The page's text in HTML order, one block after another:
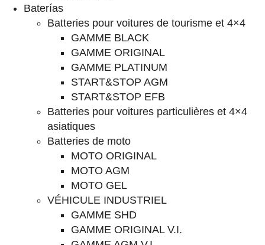
Baterías
Batteries pour voitures de tourisme et 4×4
GAMME BLACK
GAMME ORIGINAL
GAMME PLATINUM
START&STOP AGM
START&STOP EFB
Batteries pour voitures particulières et 4×4
asiatiques
Batteries de moto
MOTO ORIGINAL
MOTO AGM
MOTO GEL
VÉHICULE INDUSTRIEL
GAMME SHD
GAMME ORIGINAL V.I.